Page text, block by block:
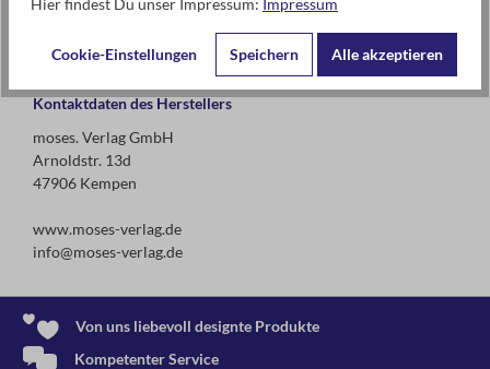
Achtung! Nicht geeignet für Kinder unter 3 Jahren.
Erstickungsgefahr wegen verschluckbarer Kleinteile!
Kontaktdaten des Herstellers
moses. Verlag GmbH
Arnoldstr. 13d
47906 Kempen
www.moses-verlag.de
info@moses-verlag.de
Von uns liebevoll designte Produkte
Kompetenter Service
Hier findest Du unser Impressum: Impressum
Cookie-Einstellungen Speichern Alle akzeptieren